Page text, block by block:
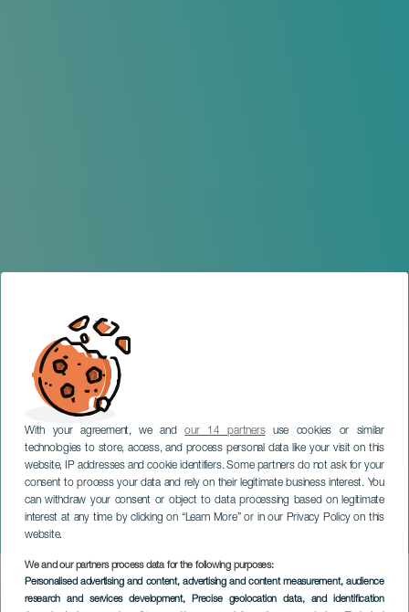
With your agreement, we andour 14 partnersuse cookies or similar
technologies to store, access, and process personal data like your visit on this
website, IP addresses and cookie identifiers. Some partners do not ask for your
consent to process your data and rely on their legitimate business interest. You
can withdraw your consent or object to data processing based on legitimate
interest at any time by clicking on “Learn More” or in our Privacy Policy on this
website.
We and our partners process data for the following purposes:
Personalised advertising and content, advertising and content measurement, audience
research and services development, Precise geolocation data, and identification
Las guerras de nuestros
antepasados
GRAN CANARIA
Imagen
Listado